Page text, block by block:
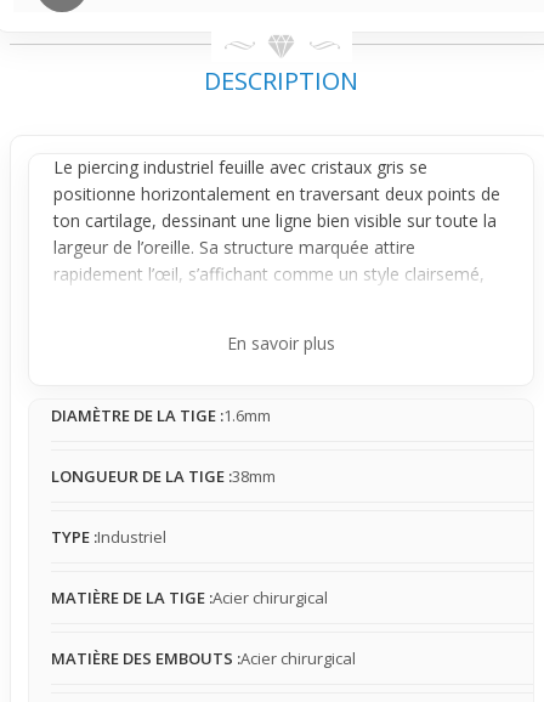
DESCRIPTION
Le piercing industriel feuille avec cristaux gris se
positionne horizontalement en traversant deux points de
ton cartilage, dessinant une ligne bien visible sur toute la
largeur de l’oreille. Sa structure marquée attire
rapidement l’œil, s’affichant comme un style clairsemé,
et l’alignement de ton oreille. Sa feuille élégante, ornée de
Attention, il peut accrocher légèrement les cheveux ou
morphologie adaptée ; il ne convient donc pas à toutes
Au-delà du style affirmé qu’il confère, ce bijou est parfait
sans surcharger ton look. Il se marie bien avec des tenues
En savoir plus
DIAMÈTRE DE LA TIGE :1.6mm
LONGUEUR DE LA TIGE :38mm
TYPE :Industriel
MATIÈRE DE LA TIGE :Acier chirurgical
MATIÈRE DES EMBOUTS :Acier chirurgical